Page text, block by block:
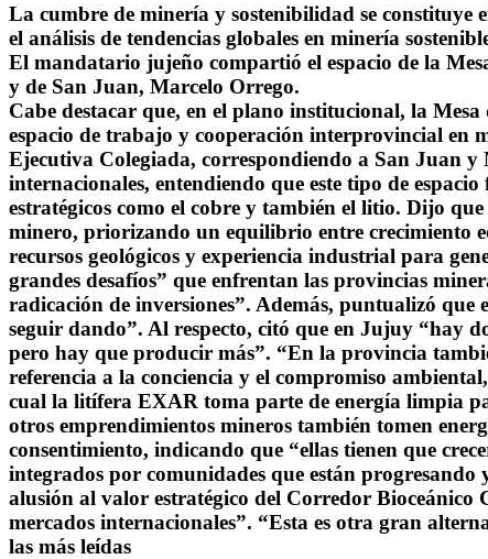
La cumbre de minería y sostenibilidad se
el análisis de tendencias globales en minería
El mandatario jujeño compartió el espacio de la
y de San Juan, Marcelo Orrego.
Cabe destacar que, en el plano institucional, la
espacio de trabajo y cooperación interprovincial en
Ejecutiva Colegiada, correspondiendo a San Juan y
internacionales, entendiendo que este tipo de
estratégicos como el cobre y también el litio. Dijo
minero, priorizando un equilibrio entre crecimiento
recursos geológicos y experiencia industrial para
grandes desafíos” que enfrentan las provincias
radicación de inversiones”. Además, puntualizó
seguir dando”. Al respecto, citó que en Jujuy “hay
pero hay que producir más”. “En la provincia
referencia a la conciencia y el compromiso
cual la litífera EXAR toma parte de energía limpia
otros emprendimientos mineros también tomen
consentimiento, indicando que “ellas tienen que
integrados por comunidades que están
alusión al valor estratégico del Corredor
mercados internacionales”. “Esta es otra gran
las más leídas